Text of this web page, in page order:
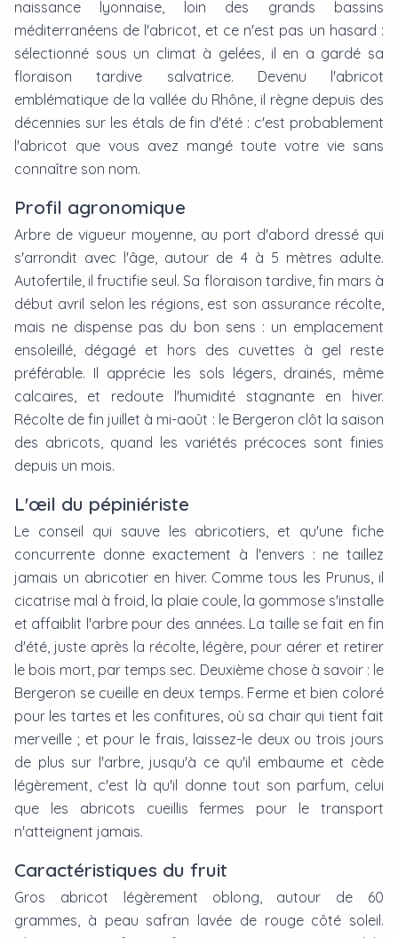
naissance lyonnaise, loin des grands bassins
méditerranéens de l'abricot, et ce n'est pas un hasard :
sélectionné sous un climat à gelées, il en a gardé sa
floraison tardive salvatrice. Devenu l'abricot
emblématique de la vallée du Rhône, il règne depuis des
décennies sur les étals de fin d'été : c'est probablement
l'abricot que vous avez mangé toute votre vie sans
connaître son nom.
Profil agronomique
Arbre de vigueur moyenne, au port d'abord dressé qui
s'arrondit avec l'âge, autour de 4 à 5 mètres adulte.
Autofertile, il fructifie seul. Sa floraison tardive, fin mars à
début avril selon les régions, est son assurance récolte,
mais ne dispense pas du bon sens : un emplacement
ensoleillé, dégagé et hors des cuvettes à gel reste
préférable. Il apprécie les sols légers, drainés, même
calcaires, et redoute l'humidité stagnante en hiver.
Récolte de fin juillet à mi-août : le Bergeron clôt la saison
des abricots, quand les variétés précoces sont finies
depuis un mois.
L'œil du pépiniériste
Le conseil qui sauve les abricotiers, et qu'une fiche
concurrente donne exactement à l'envers : ne taillez
jamais un abricotier en hiver. Comme tous les Prunus, il
cicatrise mal à froid, la plaie coule, la gommose s'installe
et affaiblit l'arbre pour des années. La taille se fait en fin
d'été, juste après la récolte, légère, pour aérer et retirer
le bois mort, par temps sec. Deuxième chose à savoir : le
Bergeron se cueille en deux temps. Ferme et bien coloré
pour les tartes et les confitures, où sa chair qui tient fait
merveille ; et pour le frais, laissez-le deux ou trois jours
de plus sur l'arbre, jusqu'à ce qu'il embaume et cède
légèrement, c'est là qu'il donne tout son parfum, celui
que les abricots cueillis fermes pour le transport
n'atteignent jamais.
Caractéristiques du fruit
Gros abricot légèrement oblong, autour de 60
grammes, à peau safran lavée de rouge côté soleil.